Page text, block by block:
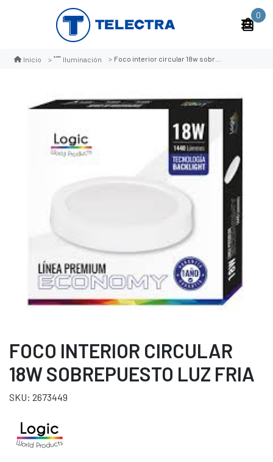
0
Inicio Iluminación Foco interior circular 18w sobrepuesto luz fria
FOCO INTERIOR CIRCULAR
18W SOBREPUESTO LUZ FRIA
SKU: 2673449